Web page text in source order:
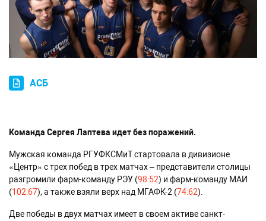
АСБ
Команда Сергея Лаптева идет без поражений.
Мужская команда РГУФКСМиТ стартовала в дивизионе
«Центр» с трех побед в трех матчах – представители столицы
разгромили фарм-команду РЭУ (98:52) и фарм-команду МАИ
(102:67), а также взяли верх над МГАФК-2 (74:62).
Две победы в двух матчах имеет в своем активе санкт-